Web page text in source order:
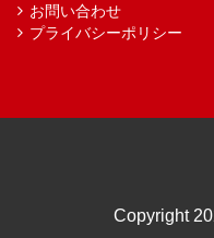
お問い合わせ
プライバシーポリシー
Copyright